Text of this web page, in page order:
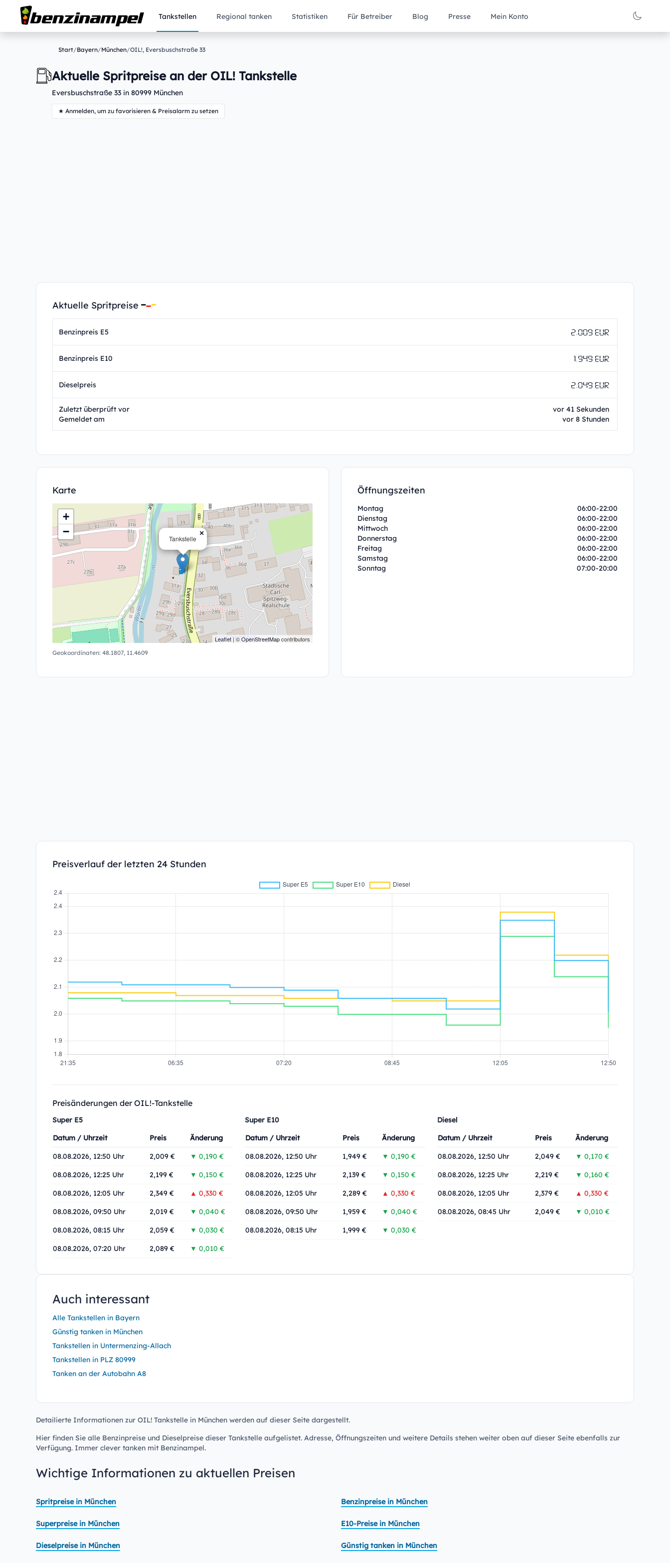
Tankstellen Regional tanken Statistiken Für Betreiber Blog Presse Mein Konto
Start/Bayern/München/OIL!, Eversbuschstraße 33
Aktuelle Spritpreise an der OIL! Tankstelle
Eversbuschstraße 33 in 80999 München
★ Anmelden, um zu favorisieren & Preisalarm zu setzen
Aktuelle Spritpreise
Benzinpreis E5 2.009 EUR
Benzinpreis E10 1.949 EUR
Dieselpreis 2.049 EUR
Zuletzt überprüft vor
Gemeldet am
vor 41 Sekunden
vor 8 Stunden
Karte
Tankstelle
×
+
−
Leaflet| ©OpenStreetMapcontributors
Geokoordinaten: 48.1807, 11.4609
Öffnungszeiten
Montag
06:00-22:00
Dienstag
06:00-22:00
Mittwoch
06:00-22:00
Donnerstag
06:00-22:00
Freitag
06:00-22:00
Samstag
06:00-22:00
Sonntag
07:00-20:00
Preisverlauf der letzten 24 Stunden
Preisänderungen der OIL!-Tankstelle
Super E5
Datum / Uhrzeit
Preis Änderung
08.08.2026, 12:50 Uhr 2,009 € ▼ 0,190 €
08.08.2026, 12:25 Uhr 2,199 € ▼ 0,150 €
08.08.2026, 12:05 Uhr 2,349 € ▲ 0,330 €
08.08.2026, 09:50 Uhr 2,019 € ▼ 0,040 €
08.08.2026, 08:15 Uhr 2,059 € ▼ 0,030 €
08.08.2026, 07:20 Uhr 2,089 € ▼ 0,010 €
Super E10
Datum / Uhrzeit
Preis Änderung
08.08.2026, 12:50 Uhr 1,949 € ▼ 0,190 €
08.08.2026, 12:25 Uhr 2,139 € ▼ 0,150 €
08.08.2026, 12:05 Uhr 2,289 € ▲ 0,330 €
08.08.2026, 09:50 Uhr 1,959 € ▼ 0,040 €
08.08.2026, 08:15 Uhr 1,999 € ▼ 0,030 €
Diesel
Datum / Uhrzeit
Preis Änderung
08.08.2026, 12:50 Uhr 2,049 € ▼ 0,170 €
08.08.2026, 12:25 Uhr 2,219 € ▼ 0,160 €
08.08.2026, 12:05 Uhr 2,379 € ▲ 0,330 €
08.08.2026, 08:45 Uhr 2,049 € ▼ 0,010 €
Auch interessant
Alle Tankstellen in Bayern
Günstig tanken in München
Tankstellen in Untermenzing-Allach
Tankstellen in PLZ 80999
Tanken an der Autobahn A8
Detailierte Informationen zur OIL! Tankstelle in München werden auf dieser Seite dargestellt.
Hier finden Sie alle Benzinpreise und Dieselpreise dieser Tankstelle aufgelistet. Adresse, Öffnungszeiten und weitere Details stehen weiter oben auf dieser Seite ebenfalls zur
Verfügung. Immer clever tanken mit Benzinampel.
Wichtige Informationen zu aktuellen Preisen
Spritpreise in München Benzinpreise in München
Superpreise in München E10-Preise in München
Dieselpreise in München Günstig tanken in München